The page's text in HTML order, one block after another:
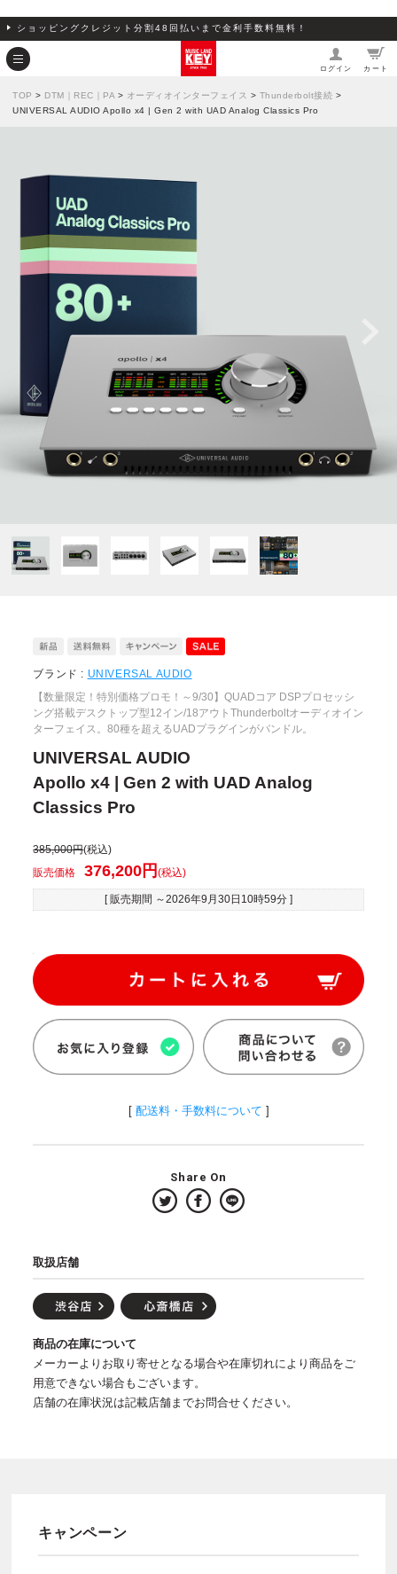
ショッピングクレジット分割48回払いまで金利手数料無料！
ログイン カート
TOP > DTM｜REC｜PA > オーディオインターフェイス > Thunderbolt接続 >
UNIVERSAL AUDIO Apollo x4 | Gen 2 with UAD Analog Classics Pro
ブランド : UNIVERSAL AUDIO
【数量限定！特別価格プロモ！～9/30】QUADコア DSPプロセッシ
ング搭載デスクトップ型12イン/18アウトThunderboltオーディオイン
ターフェイス。80種を超えるUADプラグインがバンドル。
UNIVERSAL AUDIO
Apollo x4 | Gen 2 with UAD Analog
Classics Pro
385,000円(税込)
販売価格
376,200円(税込)
[ 販売期間 ～2026年9月30日10時59分 ]
[ 配送料・手数料について ]
Share On
取扱店舗
商品の在庫について
メーカーよりお取り寄せとなる場合や在庫切れにより商品をご
用意できない場合もございます。
店舗の在庫状況は記載店舗までお問合せください。
キャンペーン